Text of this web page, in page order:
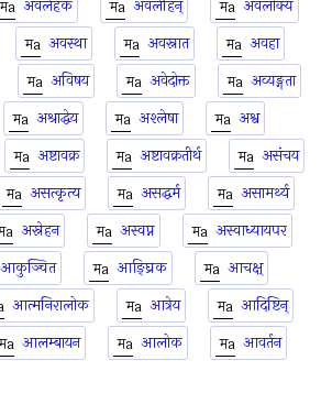
अवलेहक अवलेहिन्
अवलोक्य
अवस्था अवस्नात
अवहा
अविषय अवेदोक्त
अव्यङ्गता
अश्राद्धेय अश्लेषा
अश्व
अष्टावक्र अष्टावक्रतीर्थ
असंचय
असत्कृत्य असद्धर्म
असामर्थ्य
अस्नेहन अस्वप्न
अस्वाध्यायपर
आकुञ्चित आङ्घ्रिक
आचक्ष्
आत्मनिरालोक आत्रेय
आदिष्टिन्
आलम्बायन आलोक
आवर्तन